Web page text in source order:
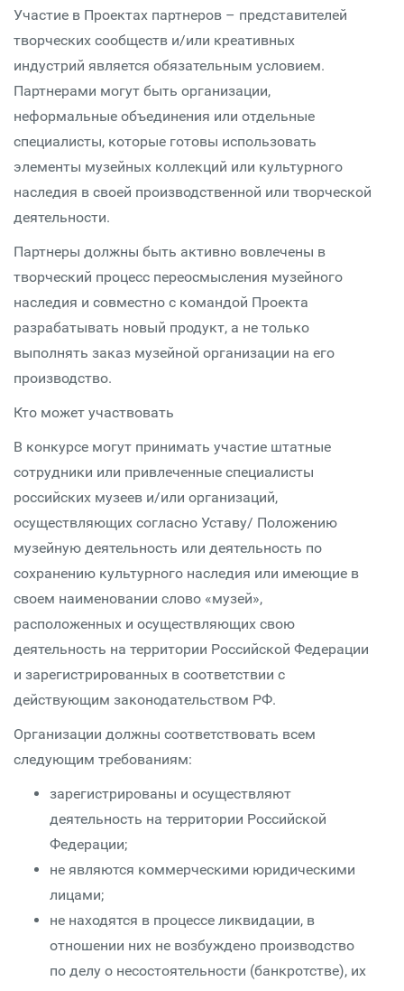
Участие в Проектах партнеров – представителей
творческих сообществ и/или креативных
индустрий является обязательным условием.
Партнерами могут быть организации,
неформальные объединения или отдельные
специалисты, которые готовы использовать
элементы музейных коллекций или культурного
наследия в своей производственной или творческой
деятельности.
Партнеры должны быть активно вовлечены в
творческий процесс переосмысления музейного
наследия и совместно с командой Проекта
разрабатывать новый продукт, а не только
выполнять заказ музейной организации на его
производство.
Кто может участвовать
В конкурсе могут принимать участие штатные
сотрудники или привлеченные специалисты
российских музеев и/или организаций,
осуществляющих согласно Уставу/ Положению
музейную деятельность или деятельность по
сохранению культурного наследия или имеющие в
своем наименовании слово «музей»,
расположенных и осуществляющих свою
деятельность на территории Российской Федерации
и зарегистрированных в соответствии с
действующим законодательством РФ.
Организации должны соответствовать всем
следующим требованиям:
зарегистрированы и осуществляют
деятельность на территории Российской
Федерации;
не являются коммерческими юридическими
лицами;
не находятся в процессе ликвидации, в
отношении них не возбуждено производство
по делу о несостоятельности (банкротстве), их